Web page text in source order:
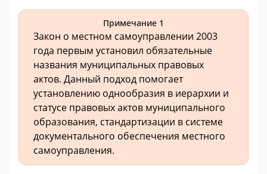
Примечание 1
Закон о местном самоуправлении 2003
года первым установил обязательные
названия муниципальных правовых
актов. Данный подход помогает
установлению однообразия в иерархии и
статусе правовых актов муниципального
образования, стандартизации в системе
документального обеспечения местного
самоуправления.